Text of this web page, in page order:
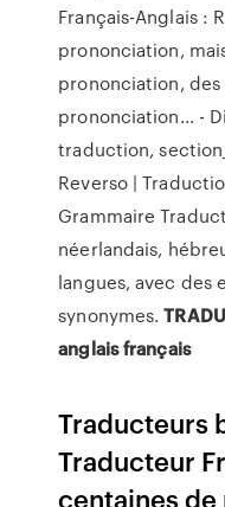
Français-Anglais :
prononciation,
prononciation,
prononciation... -
traduction,
Reverso |
Grammaire
néerlandais,
langues, avec des
synonymes.
anglaisfrançais
Traducteurs
Traducteur
centaines